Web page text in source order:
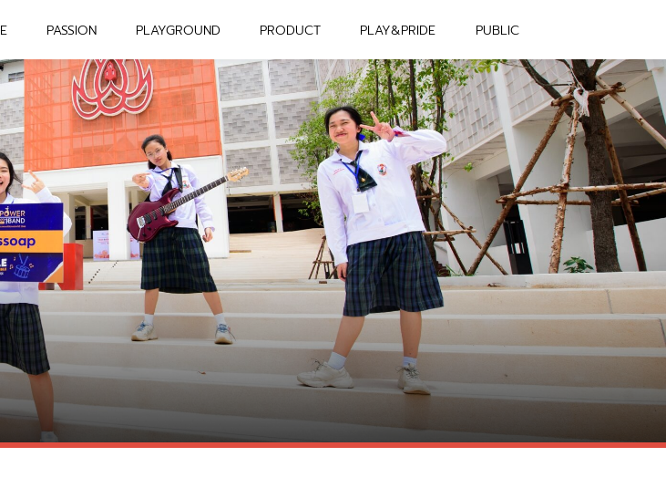
PASSION PLAYGROUND PRODUCT PLAY&PRIDE PUBLIC